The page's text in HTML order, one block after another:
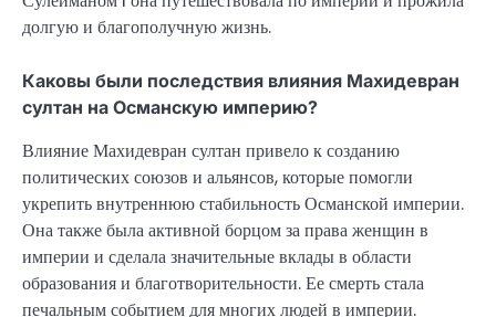
долгую и благополучную жизнь.
Каковы были последствия влияния Махидевран
султан на Османскую империю?
Влияние Махидевран султан привело к созданию
политических союзов и альянсов, которые помогли
укрепить внутреннюю стабильность Османской империи.
Она также была активной борцом за права женщин в
империи и сделала значительные вклады в области
образования и благотворительности. Ее смерть стала
печальным событием для многих людей в империи.